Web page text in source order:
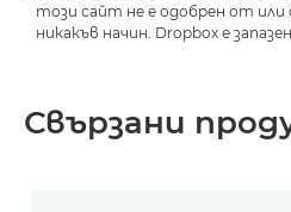
този сайт не е одобрен от или
никакъв начин. Dropbox е
Свързани